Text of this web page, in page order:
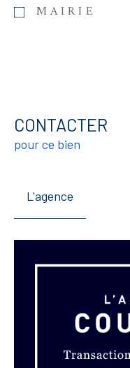
MAIRIE
CONTACTER
pour ce bien
L'agence